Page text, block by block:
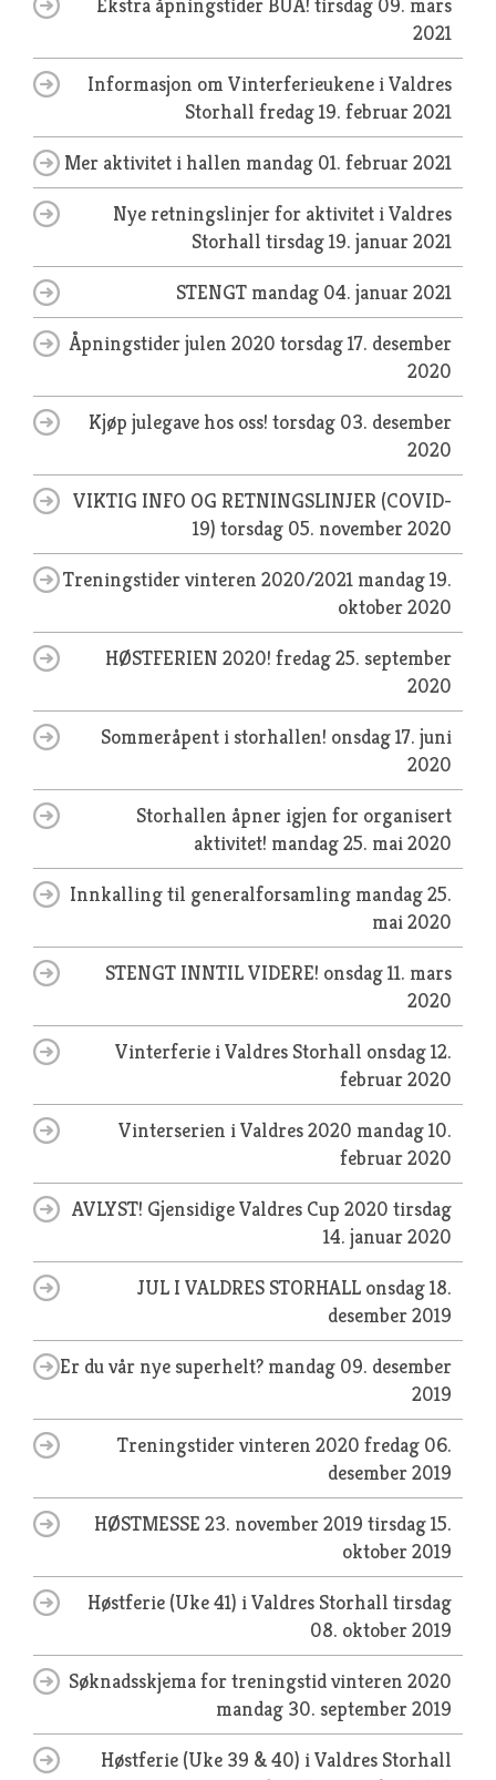
2021
Informasjon om Vinterferieukene i Valdres
Storhall fredag 19. februar 2021
Mer aktivitet i hallen mandag 01. februar 2021
Nye retningslinjer for aktivitet i Valdres
Storhall tirsdag 19. januar 2021
STENGT mandag 04. januar 2021
Åpningstider julen 2020 torsdag 17. desember
2020
Kjøp julegave hos oss! torsdag 03. desember
2020
VIKTIG INFO OG RETNINGSLINJER (COVID-
19) torsdag 05. november 2020
Treningstider vinteren 2020/2021 mandag 19.
oktober 2020
HØSTFERIEN 2020! fredag 25. september
2020
Sommeråpent i storhallen! onsdag 17. juni
2020
Storhallen åpner igjen for organisert
aktivitet! mandag 25. mai 2020
Innkalling til generalforsamling mandag 25.
mai 2020
STENGT INNTIL VIDERE! onsdag 11. mars
2020
Vinterferie i Valdres Storhall onsdag 12.
februar 2020
Vinterserien i Valdres 2020 mandag 10.
februar 2020
AVLYST! Gjensidige Valdres Cup 2020 tirsdag
14. januar 2020
JUL I VALDRES STORHALL onsdag 18.
desember 2019
Er du vår nye superhelt? mandag 09. desember
2019
Treningstider vinteren 2020 fredag 06.
desember 2019
HØSTMESSE 23. november 2019 tirsdag 15.
oktober 2019
Høstferie (Uke 41) i Valdres Storhall tirsdag
08. oktober 2019
Søknadsskjema for treningstid vinteren 2020
mandag 30. september 2019
Høstferie (Uke 39 & 40) i Valdres Storhall